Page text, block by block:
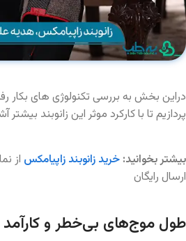
دراین بخش به بررسی تکنولوژی های بکار
پردازیم تا با کارکرد موثر این زانوبند بیشتر
بیشتر بخوانید: خرید زانوبند زاپیامکس از
ارسال رایگان
طول موج‌های بی‌خطر و کارآمد